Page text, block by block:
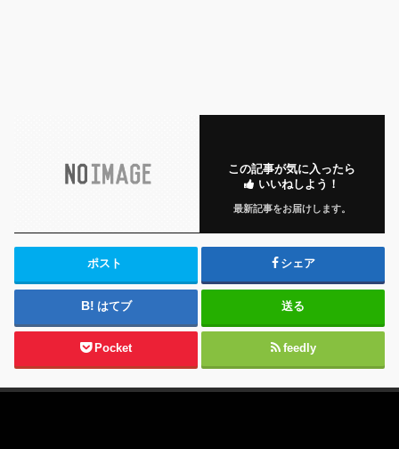
この記事が気に入ったら
いいねしよう！
最新記事をお届けします。
ポスト シェア
はてブ 送る
Pocket feedly